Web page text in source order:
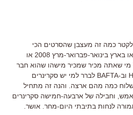
כמה זה מעצבן שהסרטים הכי
מדוברים של סוף 2007 ייצאו בארץ בינואר-פברואר-מרץ 2008 או
מי שאתה מכיר שמכיר מישהו שהוא חבר
באקדמיה, ב-DGA, ב-HFPA וב-BAFTA לברר למי יש סקרינרים
כמה מהם ארצה. והנה זה מתחיל
אמש, וחבילה של ארבעה-חמישה סקרינרים
לנחות בתיבתי היום-מחר. אושר.